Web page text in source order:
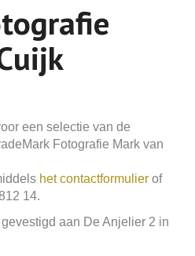
een selectie van de
Fotografie Mark van
het contactformulier of
14.
aan De Anjelier 2 in